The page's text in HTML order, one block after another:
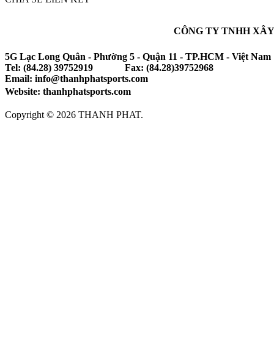
CÔNG TY TNHH
5G Lạc Long Quân - Phường 5 - Quận 11 - TP.HCM - Việt Nam
Tel: (84.28) 39752919 Fax: (84.28)39752968
Email: info@thanhphatsports.com
Website: thanhphatsports.com
Copyright © 2026 THANH PHAT.